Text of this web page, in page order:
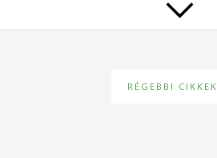
RÉGEBBI CIKKEK